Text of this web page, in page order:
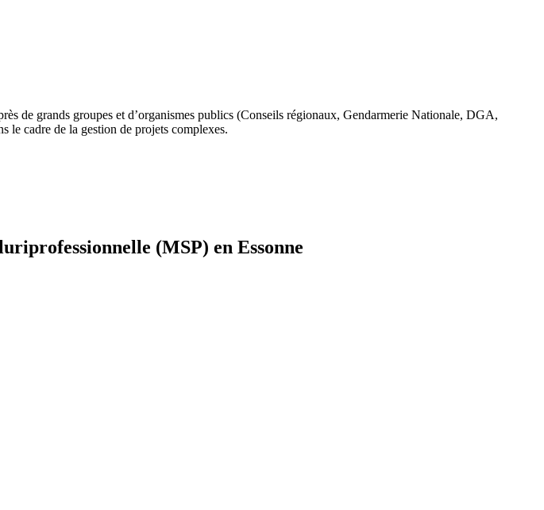
de grands groupes et d’organismes publics (Conseils régionaux, Gendarmerie Nationale, DGA,
le cadre de la gestion de projets complexes.
(MSP) en Essonne